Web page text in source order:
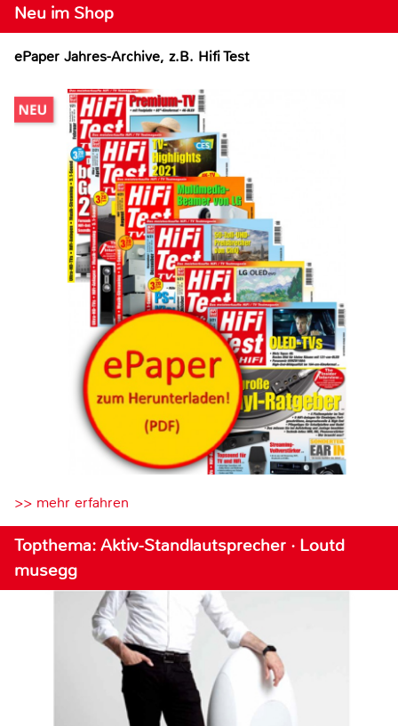
Neu im Shop
ePaper Jahres-Archive, z.B. Hifi Test
>> mehr erfahren
Topthema: Aktiv-Standlautsprecher · Loutd
musegg